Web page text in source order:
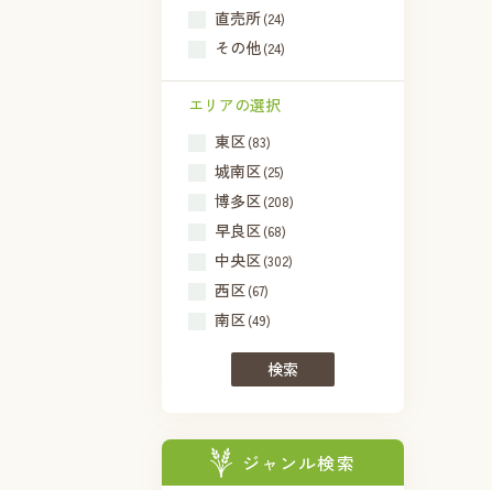
直売所(24)
その他(24)
エリアの選択
東区(83)
城南区(25)
博多区(208)
早良区(68)
中央区(302)
西区(67)
南区(49)
検索
ジャンル検索